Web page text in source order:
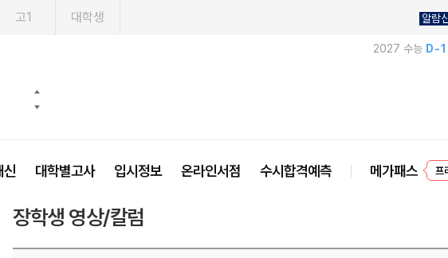
고1 대학생 알람
2027 수능 D-
신 대학별고사 입시정보 온라인서점 수시합격예측 메가패스
장학생 영상/칼럼